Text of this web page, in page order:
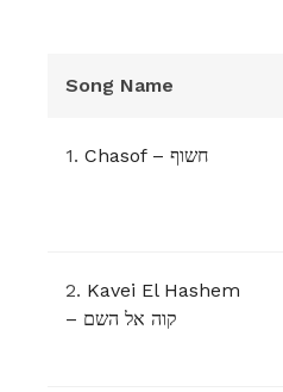
Song Name
1. Chasof – חשוף
2. Kavei El Hashem
– קוה אל השם